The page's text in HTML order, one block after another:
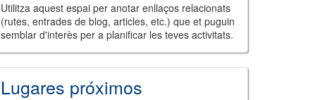
Utilitza aquest espai per anotar enllaços relacionats
(rutes, entrades de blog, articles, etc.) que et puguin
semblar d'interès per a planificar les teves activitats.
Lugares próximos